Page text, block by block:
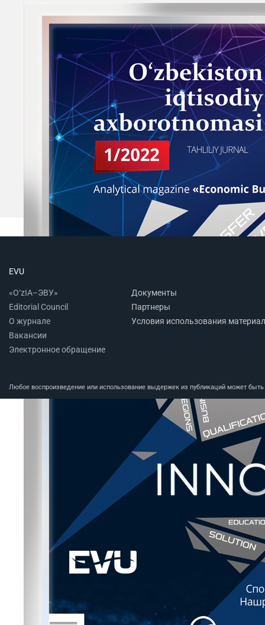
EVU
«O‘zIA–ЭВУ»
Editorial Council
О журнале
Вакансии
Электронное обращение
Документы
Партнеры
Условия использования
Любое воспроизведение или использование выдержек из публикаций может